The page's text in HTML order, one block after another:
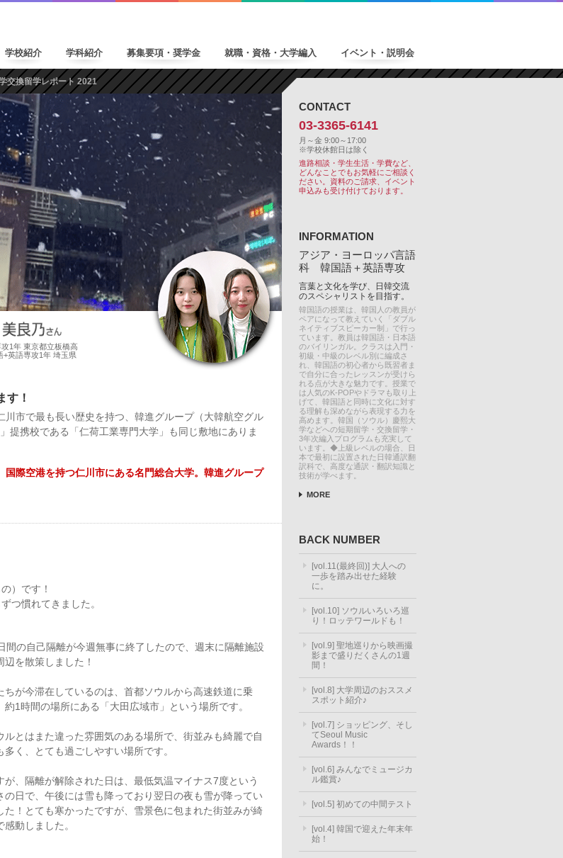
学校紹介 学科紹介 募集要項・奨学金 就職・資格・大学編入 イベント・説明会
交換留学レポート 2021
1年 東京都立板橋高
+英語専攻1年 埼玉県
す！
市で最も長い歴史を持つ、韓進グループ（大韓航空グル
提携校である「仁荷工業専門大学」も同じ敷地にありま
際空港を持つ仁川市にある名門総合大学。韓進グループ
）です！
つ慣れてきました。
間の自己隔離が今週無事に終了したので、週末に隔離施設
辺を散策しました！
ちが今滞在しているのは、首都ソウルから高速鉄道に乗
約1時間の場所にある「大田広域市」という場所です。
ルとはまた違った雰囲気のある場所で、街並みも綺麗で自
多く、とても過ごしやすい場所です。
が、隔離が解除された日は、最低気温マイナス7度という
の日で、午後には雪も降っており翌日の夜も雪が降ってい
た！とても寒かったですが、雪景色に包まれた街並みが綺
感動しました。
CONTACT
03-3365-6141
月～金 9:00～17:00
※学校休館日は除く
進路相談・学生生活・学費など、
どんなことでもお気軽にご相談く
ださい。 資料のご請求、イベント
申込みも受け付けております。
INFORMATION
アジア・ヨーロッパ言語
科 韓国語＋英語専攻
言葉と文化を学び、日韓交流
のスペシャリストを目指す。
韓国語の授業は、韓国人の教員が
ペアになって教えていく「ダブル
ネイティブスピーカー制」で行っ
ています。教員は韓国語・日本語
のバイリンガル。クラスは入門・
初級・中級のレベル別に編成さ
れ、韓国語の初心者から既習者ま
で自分に合ったレッスンが受けら
れる点が大きな魅力です。授業で
は人気のK-POPやドラマも取り上
げて、韓国語と同時に文化に対す
る理解も深めながら表現する力を
高めます。韓国（ソウル）慶熙大
学などへの短期留学・交換留学・
3年次編入プログラムも充実して
います。◆上級レベルの場合、日
本で最初に設置された日韓通訳翻
訳科で、高度な通訳・翻訳知識と
技術が学べます。
MORE
BACK NUMBER
[vol.11(最終回)] 大人への
一歩を踏み出せた経験
に。
[vol.10] ソウルいろいろ巡
り！ロッテワールドも！
[vol.9] 聖地巡りから映画撮
影まで盛りだくさんの1週
間！
[vol.8] 大学周辺のおススメ
スポット紹介♪
[vol.7] ショッピング、そし
てSeoul Music
Awards！！
[vol.6] みんなでミュージカ
ル鑑賞♪
[vol.5] 初めての中間テスト
[vol.4] 韓国で迎えた年末年
始！